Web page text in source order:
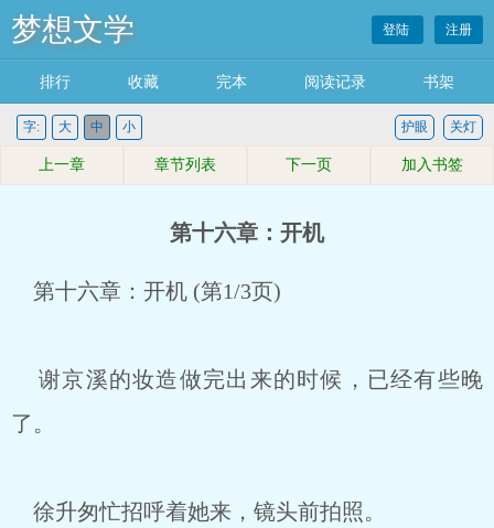
梦想文学 登陆 注册
排行 收藏 完本 阅读记录 书架
字: 大 中 小 关灯
护眼
上一章 章节列表 下一页 加入书签
第十六章：开机
第十六章：开机 (第1/3页)
谢京溪的妆造做完出来的时候，已经有些晚
了。
徐升匆忙招呼着她来，镜头前拍照。